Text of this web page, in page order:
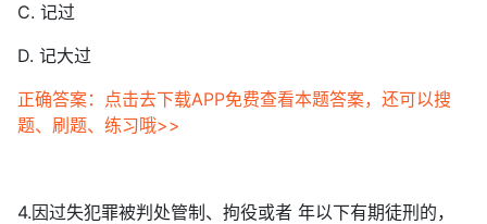
C. 记过
D. 记大过
正确答案：点击去下载APP免费查看本题答案，还可以搜
题、刷题、练习哦>>
4.因过失犯罪被判处管制、拘役或者 年以下有期徒刑的，